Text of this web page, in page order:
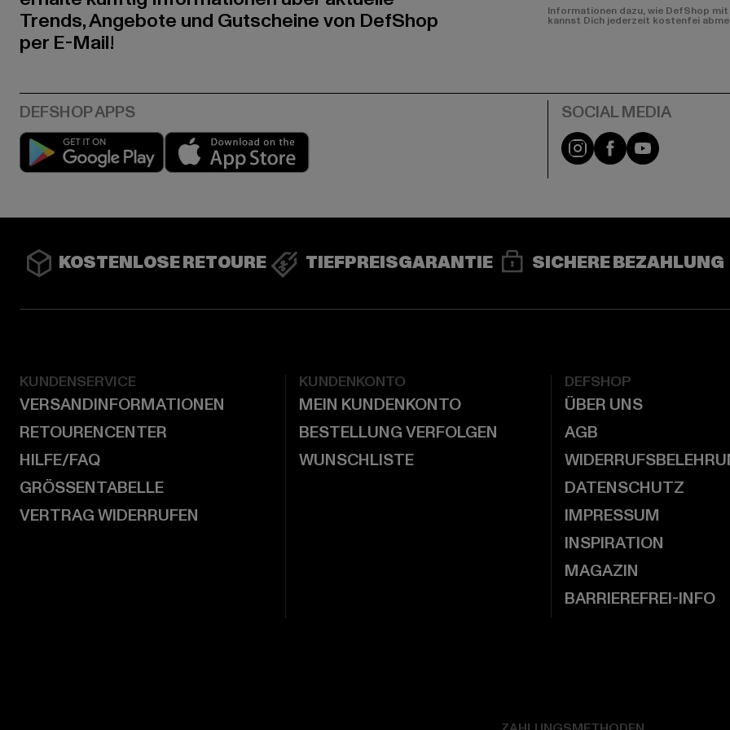
Trends, Angebote und Gutscheine von DefShop
per E-Mail!
Informationen dazu, wie DefShop
kannst Dich jederzeit kostenfei
Play market Instagram
FacebookYouTube
KOSTENLOSE RETOURE TIEFPREISGARANTIE SICHERE BEZAHLUNG
KUNDENSERVICE
VERSANDINFORMATIONEN
RETOURENCENTER
HILFE/FAQ
GRÖSSENTABELLE
VERTRAG WIDERRUFEN
KUNDENKONTO
MEIN KUNDENKONTO
BESTELLUNG VERFOLGEN
WUNSCHLISTE
DEFSHOP
ÜBER UNS
AGB
DATENSCHUTZ
IMPRESSUM
INSPIRATION
MAGAZIN
BARRIEREFREI-INFO